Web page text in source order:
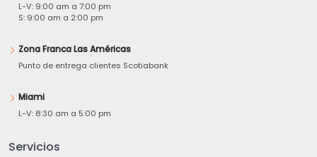
L-V: 9:00 am a 7:00 pm
S: 9:00 am a 2:00 pm
Zona Franca Las Américas
Punto de entrega clientes Scotiabank
Miami
L-V: 8:30 am a 5:00 pm
Servicios